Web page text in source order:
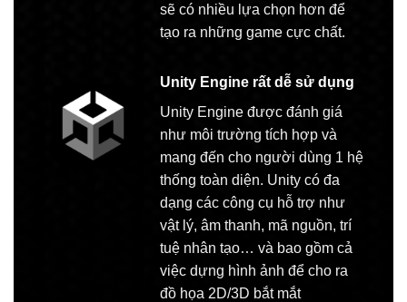
sẽ có nhiều lựa chọn hơn để
tạo ra những game cực chất.
Unity Engine rất dễ sử dụng
Unity Engine được đánh giá
như môi trường tích hợp và
mang đến cho người dùng 1 hệ
thống toàn diện. Unity có đa
dạng các công cụ hỗ trợ như
vật lý, âm thanh, mã nguồn, trí
tuệ nhân tạo… và bao gồm cả
việc dựng hình ảnh để cho ra
đồ họa 2D/3D bắt mắt